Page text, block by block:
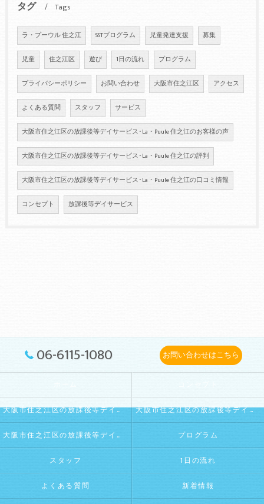
タグ Tags
ラ・プーウル 住之江 SSTプログラム 児童発達支援 募集
児童 住之江区 遊び 1日の流れ プログラム
プライバシーポリシー お問い合わせ 大阪市住之江区 アクセス
よくある質問 スタッフ サービス
大阪市住之江区の放課後等デイサービス･La・Puule 住之江のお客様の声
大阪市住之江区の放課後等デイサービス･La・Puule 住之江の評判
大阪市住之江区の放課後等デイサービス･La・Puule 住之江の口コミ情報
コンセプト 放課後等デイサービス
06-6115-1080 お問い合わせはこちら
大阪市住之江区の放課後等デイサービス･La・Puule 住之江の口コミ情報 大阪市住之江区の放課後等デイサービス･La・Puule 住之江の評判
大阪市住之江区の放課後等デイサービス･La・Puule 住之江のお客様の声 プログラム
スタッフ 1日の流れ
よくある質問 新着情報